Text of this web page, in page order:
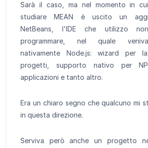
Sarà il caso, ma nel momento in
studiare MEAN è uscito un
NetBeans, l'IDE che utilizzo
programmare, nel quale
nativamente Node.js: wizard per
progetti, supporto nativo per
applicazioni e tanto altro.
Era un chiaro segno che qualcuno mi
in questa direzione.
Serviva però anche un progetto